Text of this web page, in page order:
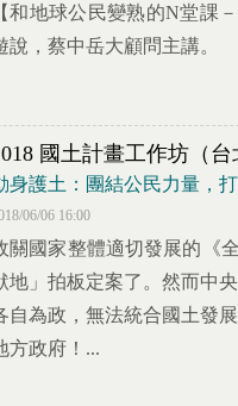
【和地球公民變熟的N堂課
說，蔡中岳大顧問主講。
國土計畫工作坊（台
身護土：團結公民力量，
06/06 16:00
關國家整體適切發展的《
地」拍板定案了。然而中
自為政，無法統合國土發
方政府！...